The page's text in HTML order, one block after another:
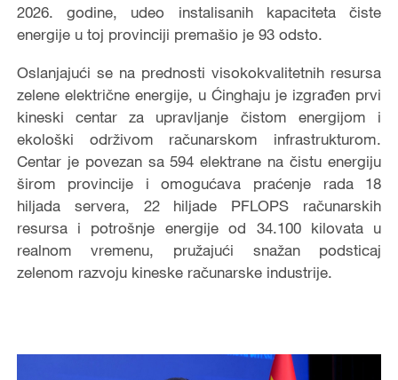
2026. godine, udeo instalisanih kapaciteta čiste
energije u toj provinciji premašio je 93 odsto.
Oslanjajući se na prednosti visokokvalitetnih resursa
zelene električne energije, u Ćinghaju je izgrađen prvi
kineski centar za upravljanje čistom energijom i
ekološki održivom računarskom infrastrukturom.
Centar je povezan sa 594 elektrane na čistu energiju
širom provincije i omogućava praćenje rada 18
hiljada servera, 22 hiljade PFLOPS računarskih
resursa i potrošnje energije od 34.100 kilovata u
realnom vremenu, pružajući snažan podsticaj
zelenom razvoju kineske računarske industrije.